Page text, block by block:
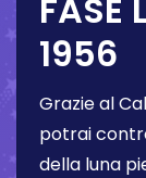
FASE
1956
Grazie al
potrai
della luna